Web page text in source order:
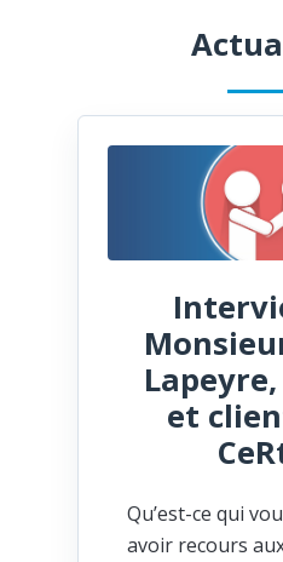
et
Qu’est-ce qui
avoir recours